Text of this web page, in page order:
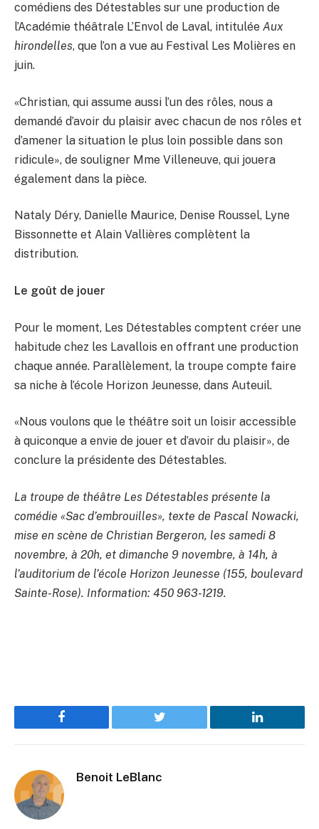
comédiens des Détestables sur une production de
l’Académie théâtrale L’Envol de Laval, intitulée Aux
hirondelles, que l’on a vue au Festival Les Molières en
juin.
«Christian, qui assume aussi l’un des rôles, nous a
demandé d’avoir du plaisir avec chacun de nos rôles et
d’amener la situation le plus loin possible dans son
ridicule», de souligner Mme Villeneuve, qui jouera
également dans la pièce.
Nataly Déry, Danielle Maurice, Denise Roussel, Lyne
Bissonnette et Alain Vallières complètent la
distribution.
Le goût de jouer
Pour le moment, Les Détestables comptent créer une
habitude chez les Lavallois en offrant une production
chaque année. Parallèlement, la troupe compte faire
sa niche à l’école Horizon Jeunesse, dans Auteuil.
«Nous voulons que le théâtre soit un loisir accessible
à quiconque a envie de jouer et d’avoir du plaisir», de
conclure la présidente des Détestables.
La troupe de théâtre Les Détestables présente la
comédie «Sac d’embrouilles», texte de Pascal Nowacki,
mise en scène de Christian Bergeron, les samedi 8
novembre, à 20h, et dimanche 9 novembre, à 14h, à
l’auditorium de l’école Horizon Jeunesse (155, boulevard
Sainte-Rose). Information: 450 963-1219.
Facebook Twitter LinkedIn
Benoit LeBlanc